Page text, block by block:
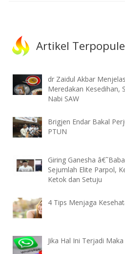
Artikel
dr Zaidul Akbar
Meredakan Kesedihan,
Nabi SAW
Brigjen Endar Bakal
PTUN
Giring Ganesha
Sejumlah Elite Parpol,
Ketok dan Setuju
4 Tips Menjaga
Jika Hal Ini Terjadi